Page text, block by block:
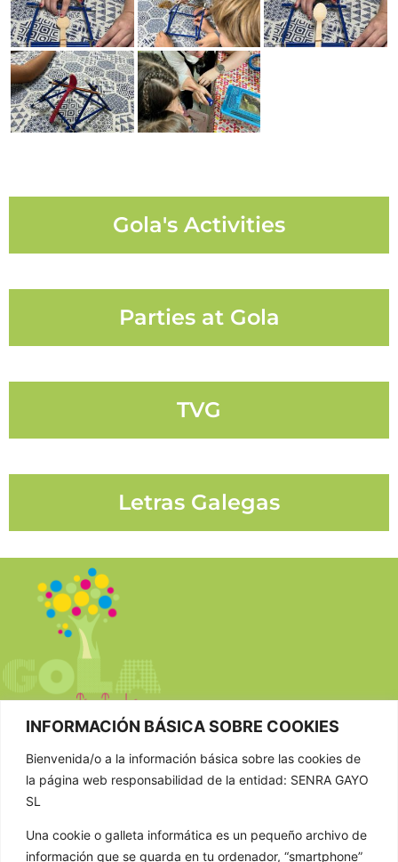
INFORMACIÓN BÁSICA SOBRE COOKIES
Bienvenida/o a la información básica sobre las cookies de
la página web responsabilidad de la entidad: SENRA GAYO
SL
Una cookie o galleta informática es un pequeño archivo de
información que se guarda en tu ordenador, “smartphone”
Gola's Activities
Parties at Gola
TVG
Letras Galegas
CONTACTAR
981 807 404
603 652 555